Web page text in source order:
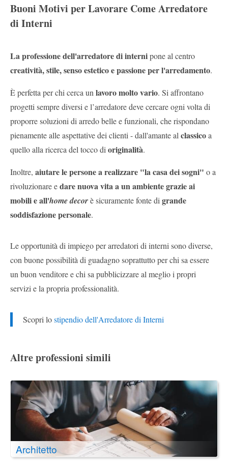
Buoni Motivi per Lavorare Come Arredatore
di Interni
La professione dell'arredatore di internipone al centro
creatività, stile, senso estetico e passione per l'arredamento.
È perfetta per chi cerca un lavoro molto vario. Si affrontano
progetti sempre diversi e l’arredatore deve cercare ogni volta di
proporre soluzioni di arredo belle e funzionali, che rispondano
pienamente alle aspettative dei clienti - dall'amante al classicoa
quello alla ricerca del tocco di originalità.
Inoltre, aiutare le persone a realizzare "la casa dei sogni" o a
rivoluzionare edare nuova vita a un ambiente grazie ai
mobili e all'home decorè sicuramente fonte di grande
soddisfazione personale.
Le opportunità di impiego per arredatori di interni sono diverse,
con buone possibilità di guadagno soprattutto per chi sa essere
un buon venditore e chi sa pubblicizzare al meglio i propri
servizi e la propria professionalità.
Scopri lostipendio dell'Arredatore di Interni
Altre professioni simili
Architetto